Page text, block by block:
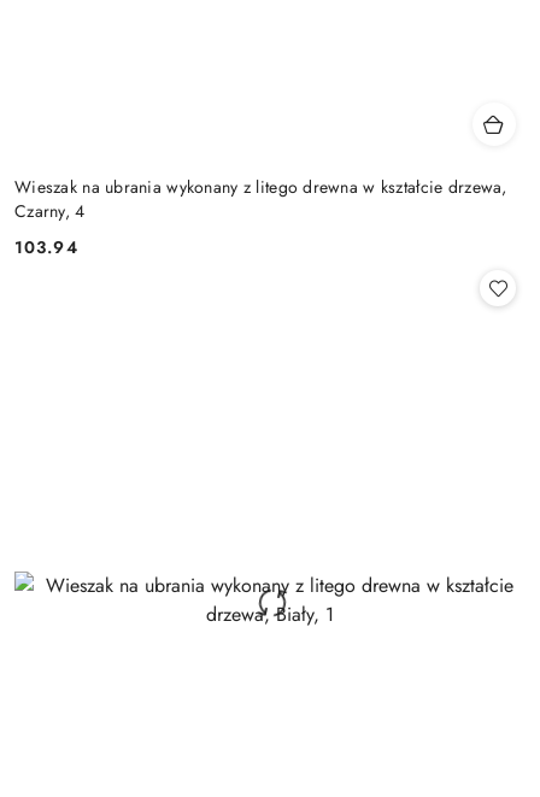
Wieszak na ubrania wykonany z litego drewna w kształcie drzewa,
Czarny, 4
Cena:
103.94